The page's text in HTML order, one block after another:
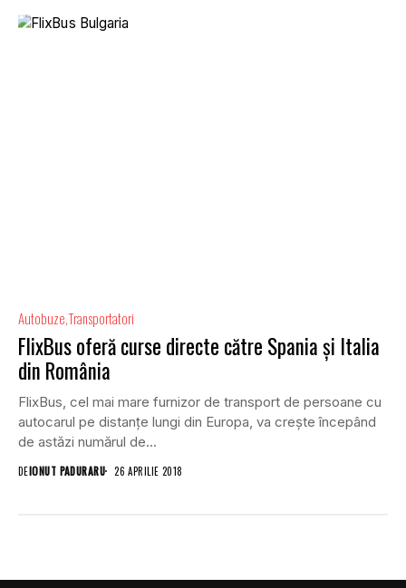
AutobuzeTransportatori
FlixBus oferă curse directe către Spania și Italia
din România
FlixBus, cel mai mare furnizor de transport de persoane cu
autocarul pe distanțe lungi din Europa, va crește începând
de astăzi numărul de...
DEIONUT PADURARU 26 APRILIE 2018